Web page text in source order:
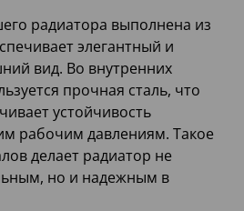
радиатора выполнена из
элегантный и
вид. Во внутренних
прочная сталь, что
устойчивость
рабочим давлениям. Такое
делает радиатор не
но и надежным в